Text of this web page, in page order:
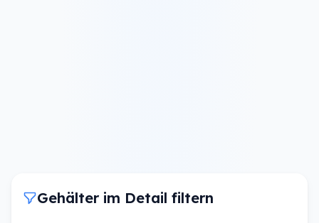
Gehälter im Detail filtern